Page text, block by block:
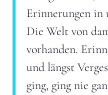
Erinnerungen in
Die Welt von
vorhanden.
und längst
ging, ging nie